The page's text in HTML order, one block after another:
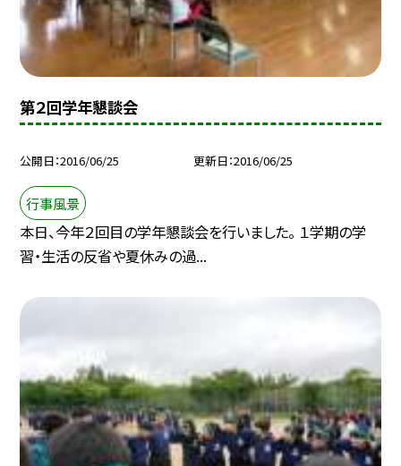
第２回学年懇談会
公開日 2016/06/25 更新日 2016/06/25
行事風景
本日、今年２回目の学年懇談会を行いました。 １学期の学
習・生活の反省や夏休みの過...